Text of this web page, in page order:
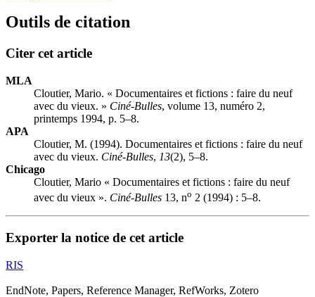
Outils de citation
Citer cet article
MLA
Cloutier, Mario. « Documentaires et fictions : faire du neuf
avec du vieux. » Ciné-Bulles, volume 13, numéro 2,
printemps 1994, p. 5–8.
APA
Cloutier, M. (1994). Documentaires et fictions : faire du neuf
avec du vieux. Ciné-Bulles, 13(2), 5–8.
Chicago
Cloutier, Mario « Documentaires et fictions : faire du neuf
avec du vieux ». Ciné-Bulles 13, no 2 (1994) : 5–8.
Exporter la notice de cet article
RIS
EndNote, Papers, Reference Manager, RefWorks, Zotero